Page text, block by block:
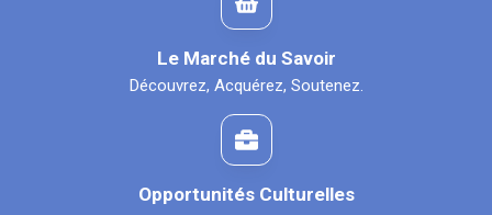
Le Marché du Savoir
Découvrez, Acquérez, Soutenez.
Opportunités Culturelles